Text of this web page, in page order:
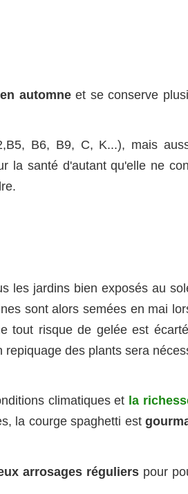
automneet se conserve
B6, B9, C, K...), mais
la santé d'autant qu'elle ne
les jardins bien exposés au
sont alors semées en mai
tout risque de gelée est
des plants sera
climatiques et la
la courge spaghetti est
arrosages régulierspour